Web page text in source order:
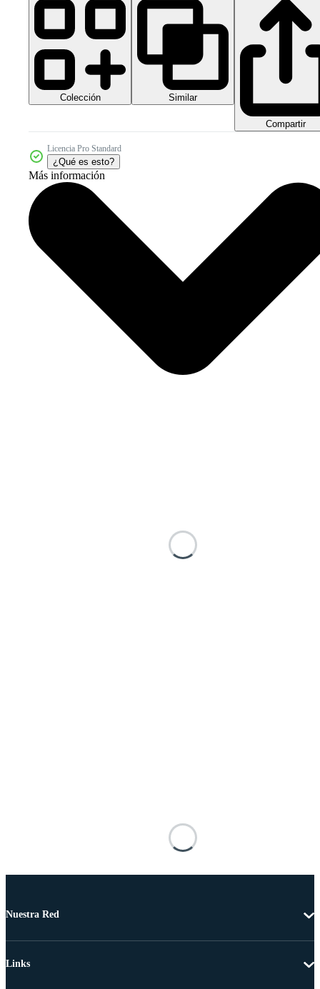
Colección Similar
Compartir
Licencia Pro Standard
¿Qué es esto?
Más información
Nuestra Red
Links